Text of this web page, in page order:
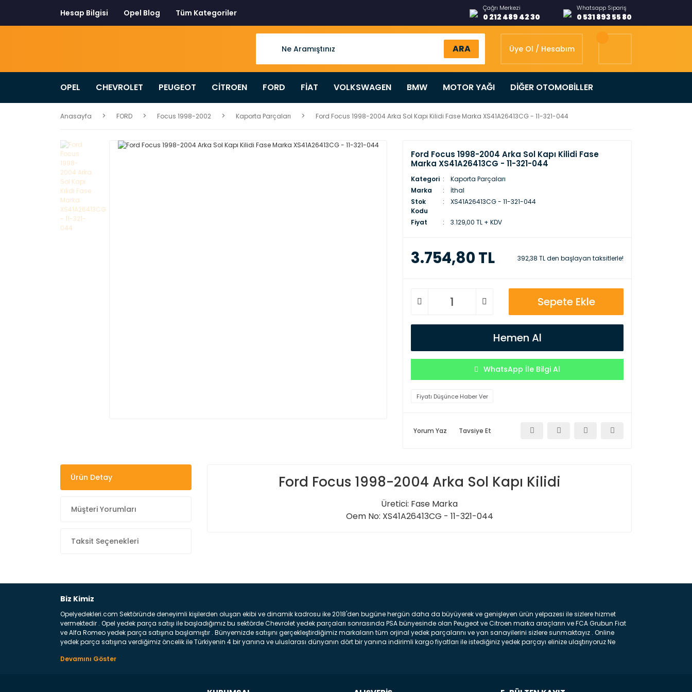
Hesap Bilgisi Opel Blog Tüm Kategoriler Çağrı Merkezi
0 212 489 42 30
Whatsapp Sipariş
0 531 893 55 80
ARA Üye Ol / Hesabım
OPEL CHEVROLET PEUGEOT CİTROEN FORD FİAT VOLKSWAGEN BMW MOTOR YAĞI DİĞER OTOMOBİLLER
Anasayfa FORD Focus 1998-2002 Kaporta Parçaları Ford Focus 1998-2004 Arka Sol Kapı Kilidi Fase Marka XS41A26413CG - 11-321-044
Ford Focus 1998-2004 Arka Sol Kapı Kilidi Fase
Marka XS41A26413CG - 11-321-044
Kategori
Kaporta Parçaları
Marka
İthal
Stok
Kodu
XS41A26413CG - 11-321-044
Fiyat 3.129,00 TL + KDV
3.754,80 TL 392,38 TL den başlayan taksitlerle!
Sepete Ekle
Hemen Al
WhatsApp İle Bilgi Al
Fiyatı Düşünce Haber Ver
Yorum Yaz Tavsiye Et
Ürün Detay
Müşteri Yorumları
Taksit Seçenekleri
Ford Focus 1998-2004 Arka Sol Kapı Kilidi
Üretici: Fase Marka
Oem No: XS41A26413CG - 11-321-044
Biz Kimiz
Opelyedekleri.com Sektöründe deneyimli kişilerden oluşan ekibi ve dinamik kadrosu ike 2018'den bugüne hergün daha da büyüyerek ve genişleyen ürün yelpazesi ile sizlere hizmet
vermektedir . Opel yedek parça satışı ile başladığımız bu sektörde Chevrolet yedek parçaları sonrasında PSA bünyesinde olan Peugeot ve Citroen marka araçların ve FCA Grubun Fiat
ve Alfa Romeo yedek parça satışına başlamıştır . Bünyemizde satışını gerçekleştirdiğimiz markaların tüm orjinal yedek parçalarını ve yan sanayilerini sizlere sunmaktayız . Online
yedek parça satışına verdiğimiz öncelik ile Türkiyenin 4 bir yanına ve uluslarası dünyanın dört bir yanına indirimli kargo fiyatları ile istediğiniz yedek parçayı elinize ulaştırıyoruz Ne
belirttiğimiz parçalar sizlere fikir sağlayacaktır. Ön Tampon : Aracınızın ön kısmında bulunan plastik darbe emici amacı ile yapılmış olan kaporta aksam parçasıdır. Çamurluk :
üretilmiş disk ile teması sayesinde durmayı sağlayan aksam parçadır . Fren Diski : Aracımızın ön ve arka tekerlerinde bulunan frenleme ana elemanıdır . Hangi Araçlara Yedek Parça